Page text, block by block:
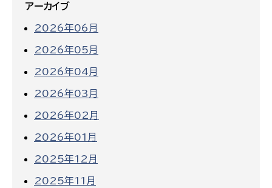
アーカイブ
2026年06月
2026年05月
2026年04月
2026年03月
2026年02月
2026年01月
2025年12月
2025年11月